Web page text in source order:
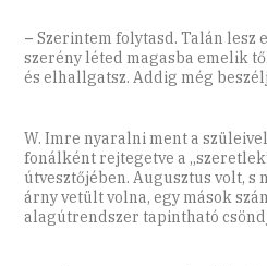
–Szerintem folytasd. Talán lesz
szerény léted magasba emelik
és elhallgatsz. Addig még
W. Imre nyaralni ment a
fonálként rejtegetve a
útvesztőjében. Augusztus volt, s
árny vetült volna, egy mások
alagútrendszer tapintható